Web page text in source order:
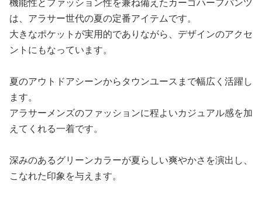
は、アラサー世代の夏の定番アイテムです。
大きなポケットが実用的でありながら、デザインのアクセ
ントにもなっています。
夏のアウトドアシーンからタウンユースまで幅広く活躍し
ます。
アラサーメンズのファッションに程よいカジュアル感を加
えてくれる一着です。
深みのあるグリーンカラーが夏らしい爽やかさを演出し、
こなれた印象を与えます。